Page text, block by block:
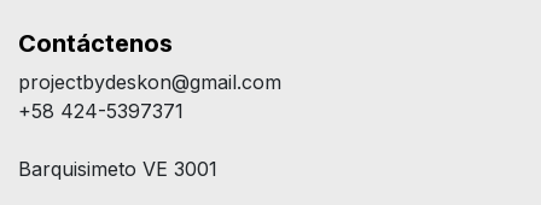
Contáctenos
projectbydeskon@gmail.com
+58 424-5397371
Barquisimeto VE 3001